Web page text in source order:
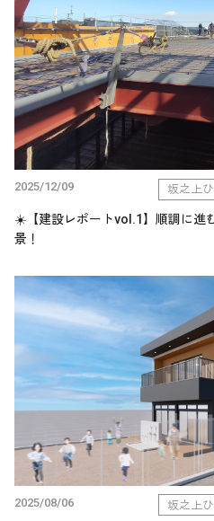
2025/12/09 坂之上
☀️【建設レポートvol.1】順調に進
景！
2025/08/06 坂之上